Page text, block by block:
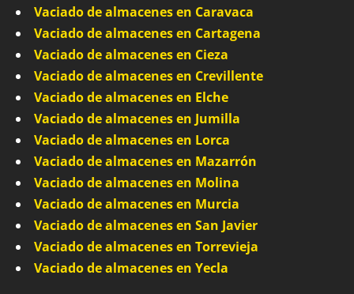
Vaciado de almacenes en Caravaca
Vaciado de almacenes en Cartagena
Vaciado de almacenes en Cieza
Vaciado de almacenes en Crevillente
Vaciado de almacenes en Elche
Vaciado de almacenes en Jumilla
Vaciado de almacenes en Lorca
Vaciado de almacenes en Mazarrón
Vaciado de almacenes en Molina
Vaciado de almacenes en Murcia
Vaciado de almacenes en San Javier
Vaciado de almacenes en Torrevieja
Vaciado de almacenes en Yecla